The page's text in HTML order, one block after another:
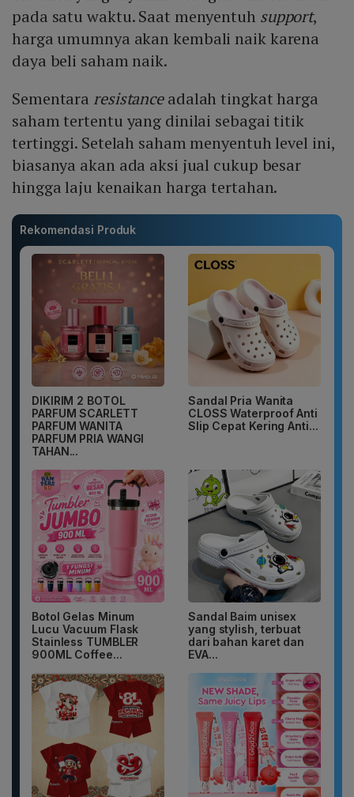
pada satu waktu. Saat menyentuh support,
harga umumnya akan kembali naik karena
daya beli saham naik.
Sementara resistanceadalah tingkat harga
saham tertentu yang dinilai sebagai titik
tertinggi. Setelah saham menyentuh level ini,
biasanya akan ada aksi jual cukup besar
hingga laju kenaikan harga tertahan.
Rekomendasi Produk
DIKIRIM 2 BOTOL
PARFUM SCARLETT
PARFUM WANITA
PARFUM PRIA WANGI
TAHAN...
Sandal Pria Wanita
CLOSS Waterproof Anti
Slip Cepat Kering Anti...
Botol Gelas Minum
Lucu Vacuum Flask
Stainless TUMBLER
900ML Coffee...
Sandal Baim unisex
yang stylish, terbuat
dari bahan karet dan
EVA...